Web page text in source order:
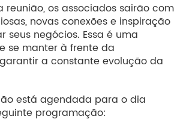
reunião, os associados sairão com
novas conexões e inspiração
seus negócios. Essa é uma
se manter à frente da
a constante evolução da
está agendada para o dia
programação: